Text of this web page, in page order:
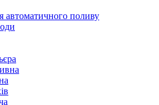
автоматичного поливу